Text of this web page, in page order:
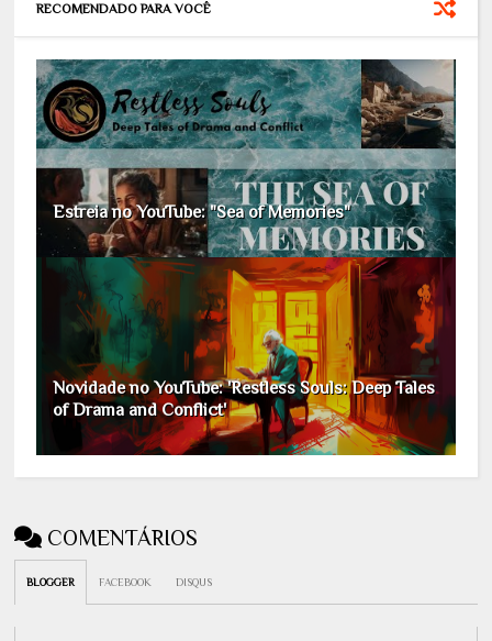
RECOMENDADO PARA VOCÊ
Estreia no YouTube: "Sea of Memories"
Novidade no YouTube: 'Restless Souls: Deep Tales
of Drama and Conflict'
COMENTÁRIOS
BLOGGER FACEBOOK DISQUS